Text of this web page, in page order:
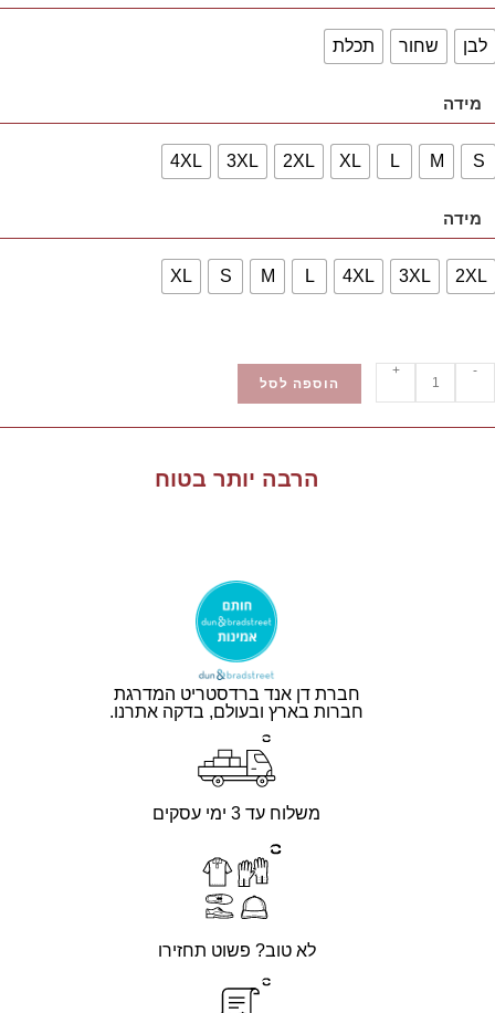
לבן שחור תכלת
מידה
S
M
L
XL
2XL
3XL
4XL
מידה
2XL
3XL
4XL
L
M
S
XL
-
+
הוספה לסל
הרבה יותר בטוח
חברת דן אנד ברדסטריט המדרגת
חברות בארץ ובעולם, בדקה אתרנו.
משלוח עד 3 ימי עסקים
לא טוב? פשוט תחזירו